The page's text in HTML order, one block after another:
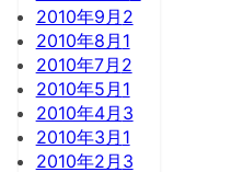
2010年9月 2
2010年8月 1
2010年7月 2
2010年5月 1
2010年4月 3
2010年3月 1
2010年2月 3